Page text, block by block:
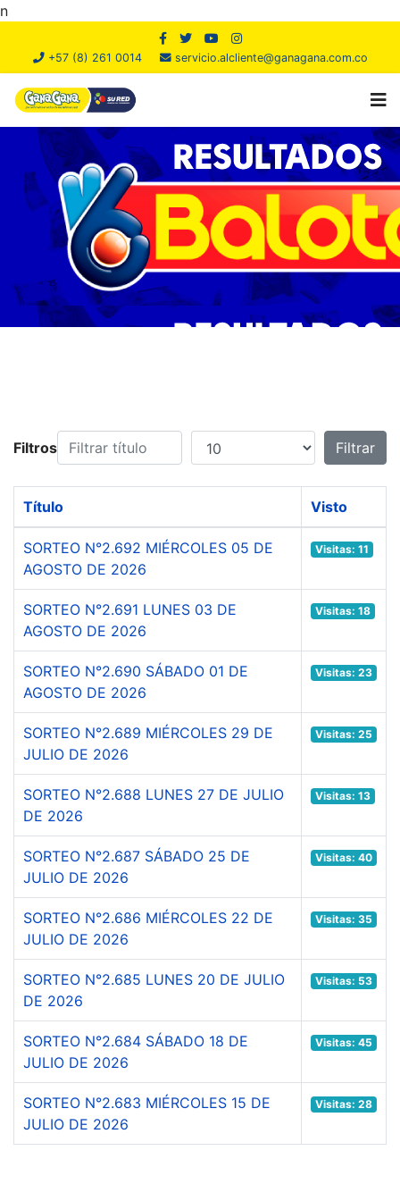
n
+57 (8) 261 0014 servicio.alcliente@ganagana.com.co
Filtros Filtrar título Cantidad a mostrar Filtrar
Título Visto
SORTEO N°2.692 MIÉRCOLES 05 DE
AGOSTO DE 2026
Visitas: 11
SORTEO N°2.691 LUNES 03 DE
AGOSTO DE 2026
Visitas: 18
SORTEO N°2.690 SÁBADO 01 DE
AGOSTO DE 2026
Visitas: 23
SORTEO N°2.689 MIÉRCOLES 29 DE
JULIO DE 2026
Visitas: 25
SORTEO N°2.688 LUNES 27 DE JULIO
DE 2026
Visitas: 13
SORTEO N°2.687 SÁBADO 25 DE
JULIO DE 2026
Visitas: 40
SORTEO N°2.686 MIÉRCOLES 22 DE
JULIO DE 2026
Visitas: 35
SORTEO N°2.685 LUNES 20 DE JULIO
DE 2026
Visitas: 53
SORTEO N°2.684 SÁBADO 18 DE
JULIO DE 2026
Visitas: 45
SORTEO N°2.683 MIÉRCOLES 15 DE
JULIO DE 2026
Visitas: 28